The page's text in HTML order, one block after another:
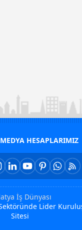
HESAPLARIMIZ
İş Dünyası
Lider
Sitesi